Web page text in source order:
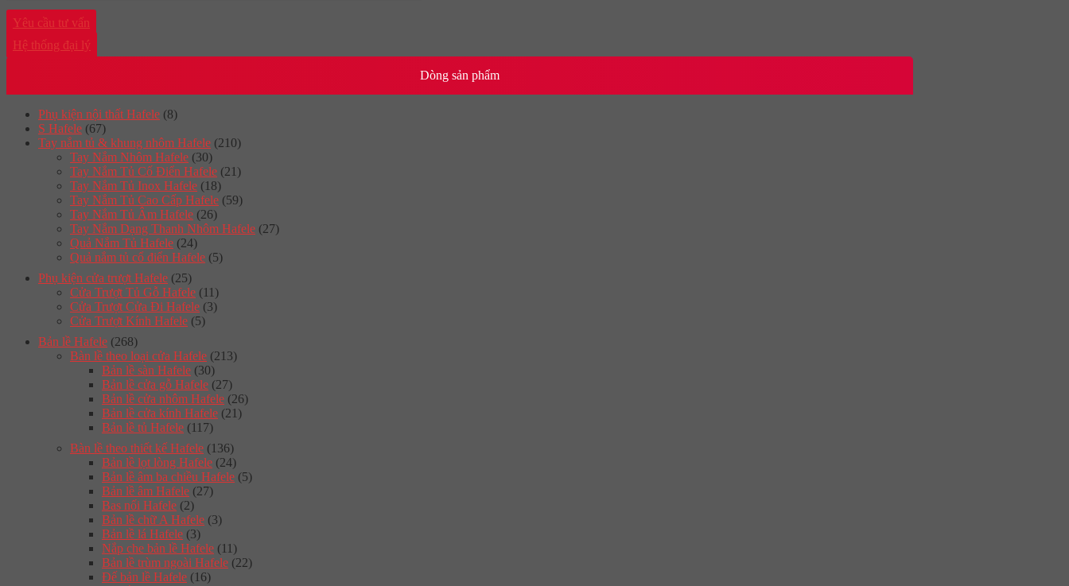
Yêu cầu tư vấn
Hệ thống đại lý
Dòng sản phẩm
Phụ kiện nội thất Hafele (8)
S Hafele (67)
Tay nắm tủ & khung nhôm Hafele (210)
Tay Nắm Nhôm Hafele (30)
Tay Nắm Tủ Cố Điển Hafele (21)
Tay Nắm Tủ Inox Hafele (18)
Tay Nắm Tủ Cao Cấp Hafele (59)
Tay Nắm Tủ Âm Hafele (26)
Tay Nắm Dạng Thanh Nhôm Hafele (27)
Quả Nắm Tủ Hafele (24)
Quả nắm tủ cổ điển Hafele (5)
Phụ kiện cửa trượt Hafele (25)
Cửa Trượt Tủ Gỗ Hafele (11)
Cửa Trượt Cửa Đi Hafele (3)
Cửa Trượt Kính Hafele (5)
Bản lề Hafele (268)
Bàn lề theo loại cửa Hafele (213)
Bản lề sàn Hafele (30)
Bản lề cửa gỗ Hafele (27)
Bản lề cửa nhôm Hafele (26)
Bản lề cửa kính Hafele (21)
Bản lề tủ Hafele (117)
Bàn lề theo thiết kế Hafele (136)
Bản lề lọt lòng Hafele (24)
Bản lề âm ba chiều Hafele (5)
Bản lề âm Hafele (27)
Bas nối Hafele (2)
Bản lề chữ A Hafele (3)
Bản lề lá Hafele (3)
Nắp che bản lề Hafele (11)
Bản lề trùm ngoài Hafele (22)
Đế bản lề Hafele (16)